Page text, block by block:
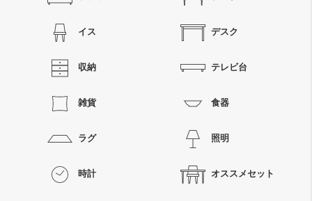
イス デスク
収納 テレビ台
雑貨 食器
ラグ 照明
時計 オススメセット